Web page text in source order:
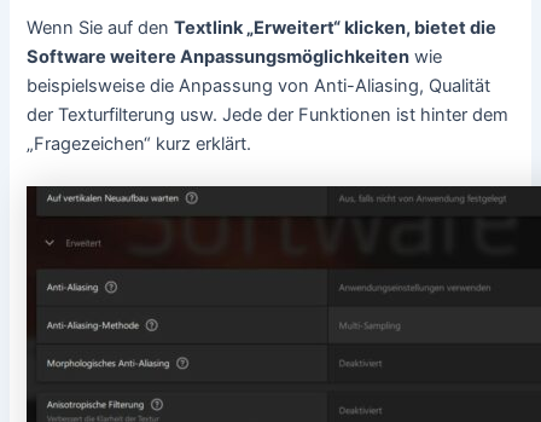
Wenn Sie auf denTextlink „Erweitert“ klicken, bietet die
Software weitere Anpassungsmöglichkeiten wie
beispielsweise die Anpassung von Anti-Aliasing, Qualität
der Texturfilterung usw. Jede der Funktionen ist hinter dem
„Fragezeichen“ kurz erklärt.